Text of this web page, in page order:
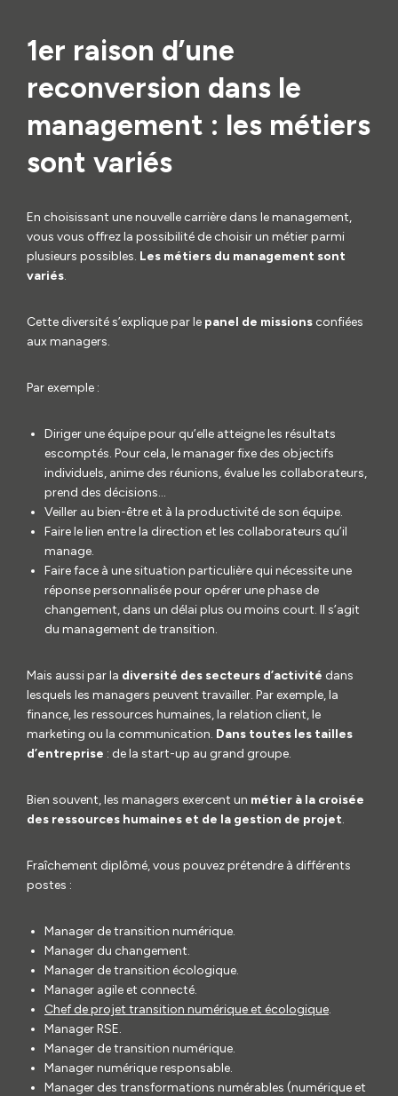
1er raison d’une
reconversion dans le
management : les métiers
sont variés
En choisissant une nouvelle carrière dans le management,
vous vous offrez la possibilité de choisir un métier parmi
plusieurs possibles. Les métiers du management sont
variés.
Cette diversité s’explique par le panel de missions confiées
aux managers.
Par exemple :
Diriger une équipe pour qu’elle atteigne les résultats
escomptés. Pour cela, le manager fixe des objectifs
individuels, anime des réunions, évalue les collaborateurs,
prend des décisions…
Veiller au bien-être et à la productivité de son équipe.
Faire le lien entre la direction et les collaborateurs qu’il
manage.
Faire face à une situation particulière qui nécessite une
réponse personnalisée pour opérer une phase de
changement, dans un délai plus ou moins court. Il s’agit
du management de transition.
Mais aussi par la diversité des secteurs d’activité dans
lesquels les managers peuvent travailler. Par exemple, la
finance, les ressources humaines, la relation client, le
marketing ou la communication. Dans toutes les tailles
d’entreprise : de la start-up au grand groupe.
Bien souvent, les managers exercent un métier à la croisée
des ressources humaines et de la gestion de projet.
Fraîchement diplômé, vous pouvez prétendre à différents
postes :
Manager de transition numérique.
Manager du changement.
Manager de transition écologique.
Manager agile et connecté.
Chef de projet transition numérique et écologique.
Manager RSE.
Manager de transition numérique.
Manager numérique responsable.
Manager des transformations numérables (numérique et